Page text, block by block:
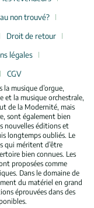
non trouvé?
Droit de retour
légales
CGV
musique d’orgue,
et la musique orchestrale,
de la Modernité, mais
sont également bien
nouvelles éditions et
longtemps oubliés. Le
qui méritent d’être
bien connues. Les
proposées comme
Dans le domaine de
du matériel en grand
éprouvées dans des